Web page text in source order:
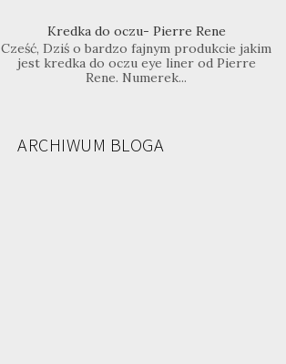
Kredka do oczu- Pierre Rene
Cześć, Dziś o bardzo fajnym produkcie jakim
jest kredka do oczu eye liner od Pierre
Rene. Numerek...
ARCHIWUM BLOGA